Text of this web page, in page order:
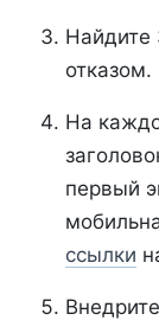
Найдите
отказом.
На
первый
ссылки